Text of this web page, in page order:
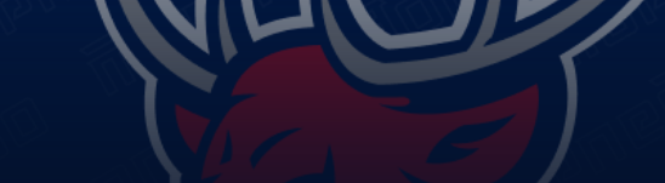
Амур
Барыс
Салават Юлаев
Сибирь